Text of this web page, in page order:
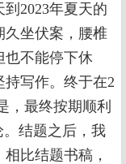
2023年夏天的
久坐伏案，腰椎
也不能停下休
写作。终于在2
，最终按期顺利
。结题之后，我
比结题书稿，